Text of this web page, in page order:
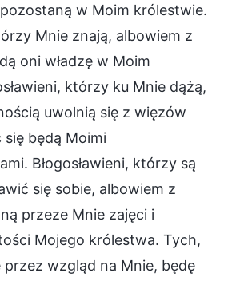
w Moim królestwie.
Mnie znają, albowiem z
oni władzę w Moim
którzy ku Mnie dążą,
uwolnią się z więzów
będą Moimi
Błogosławieni, którzy są
się sobie, albowiem z
przeze Mnie zajęci i
Mojego królestwa. Tych,
wzgląd na Mnie, będę